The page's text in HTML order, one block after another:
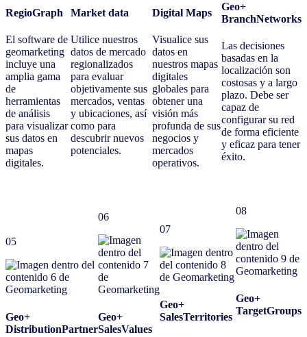
RegioGraph
El software de
geomarketing
incluye una
amplia gama
de
herramientas
de análisis
para visualizar
sus datos en
mapas
digitales.
Market data
Utilice nuestros
datos de mercado
regionalizados
para evaluar
objetivamente sus
mercados, ventas
y ubicaciones, así
como para
descubrir nuevos
potenciales.
Digital Maps
Visualice sus
datos en
nuestros mapas
digitales
globales para
obtener una
visión más
profunda de sus
negocios y
mercados
operativos.
Geo+
BranchNetworks
Las decisiones
basadas en la
localización son
costosas y a largo
plazo. Debe ser
capaz de
configurar su red
de forma eficiente
y eficaz para tener
éxito.
05
Geo+
DistributionPartner
06
Geo+
SalesValues
07
Geo+
SalesTerritories
08
Geo+
TargetGroups